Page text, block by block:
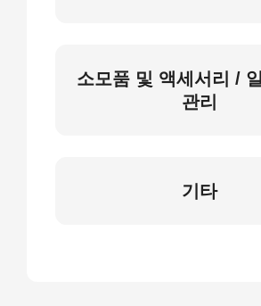
소모품 및 액세서리 /
관리
기타